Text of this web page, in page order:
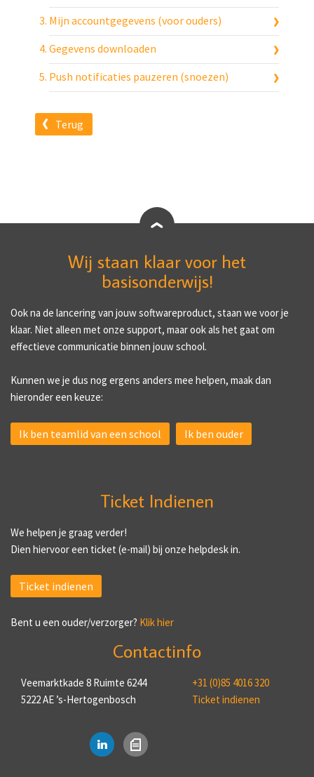
Mijn accountgegevens (voor ouders)
Gegevens downloaden
Push notificaties pauzeren (snoezen)
Terug
Wij staan klaar voor het
basisonderwijs!
Ook na de lancering van jouw softwareproduct, staan we voor je
klaar. Niet alleen met onze support, maar ook als het gaat om
effectieve communicatie binnen jouw school.
Kunnen we je dus nog ergens anders mee helpen, maak dan
hieronder een keuze:
Ik ben teamlid van een school Ik ben ouder
Ticket Indienen
We helpen je graag verder!
Dien hiervoor een ticket (e-mail) bij onze helpdesk in.
Ticket indienen
Bent u een ouder/verzorger? Klik hier
Contactinfo
Veemarktkade 8 Ruimte 6244
5222 AE ’s-Hertogenbosch
+31 (0)85 4016 320
Ticket indienen